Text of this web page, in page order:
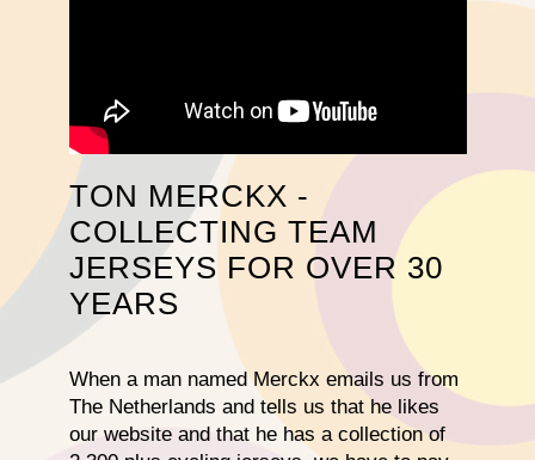
TON MERCKX -
COLLECTING TEAM
JERSEYS FOR OVER 30
YEARS
When a man named Merckx emails us from
The Netherlands and tells us that he likes
our website and that he has a collection of